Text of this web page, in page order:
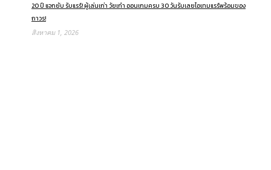
20 ปี แจกยับ รับแรร์! ผู้เล่นเก่า วัยเก๋า ออนเกมครบ 30 วันรับเลยไอเทมแรร์พร้อมของ
ถาวร!
สิงหาคม 1, 2026